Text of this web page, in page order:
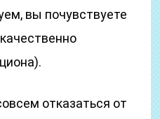
вы почувствуете
отказаться от